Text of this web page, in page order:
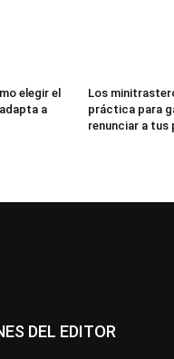
elegir el
a
Los
práctica para
renunciar a tus
DEL EDITOR